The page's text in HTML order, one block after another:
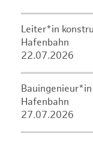
Leiter*in
Hafenbahn
22.07.2026
Hafenbahn
27.07.2026